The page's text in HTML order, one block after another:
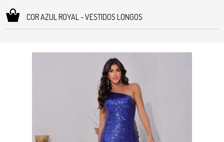
COR AZUL ROYAL - VESTIDOS LONGOS